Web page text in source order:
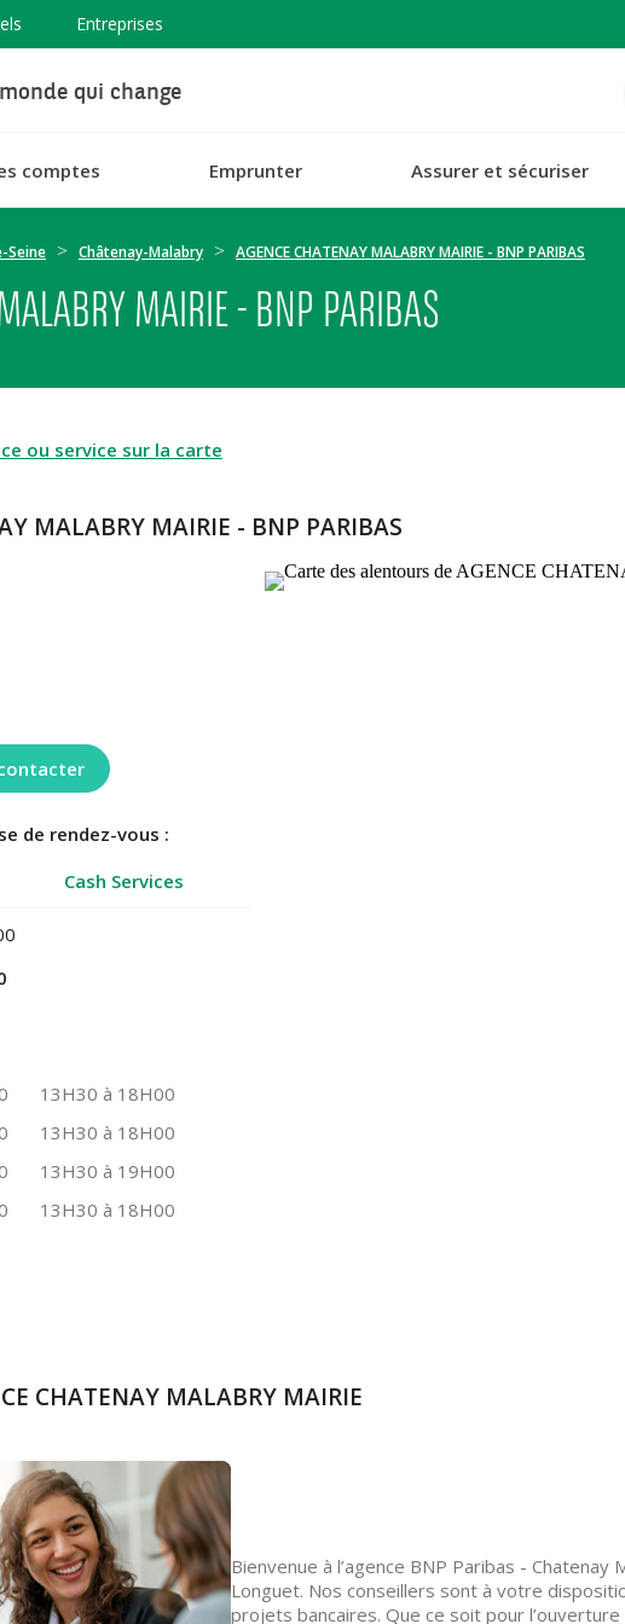
Entreprises
qui change
comptes Emprunter Assurer et sécuriser
Seine Châtenay-Malabry AGENCE CHATENAY MALABRY MAIRIE - BNP PARIBAS
MAIRIE - BNP PARIBAS
ou service sur la carte
MALABRY MAIRIE - BNP PARIBAS
de rendez-vous :
Cash Services
13H30 à 18H00
13H30 à 18H00
13H30 à 19H00
13H30 à 18H00
CHATENAY MALABRY MAIRIE
Bienvenue à l’agence BNP Paribas - Chatenay
Longuet. Nos conseillers sont à votre
projets bancaires. Que ce soit pour